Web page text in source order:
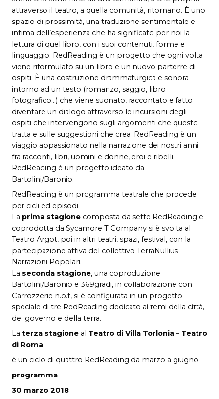
attraverso il teatro, a quella comunità, ritornano. È uno
spazio di prossimità, una traduzione sentimentale e
intima dell’esperienza che ha significato per noi la
lettura di quel libro, con i suoi contenuti, forme e
linguaggio. RedReading è un progetto che ogni volta
viene riformulato su un libro e un nuovo parterre di
ospiti. È una costruzione drammaturgica e sonora
intorno ad un testo (romanzo, saggio, libro
fotografico…) che viene suonato, raccontato e fatto
diventare un dialogo attraverso le incursioni degli
ospiti che intervengono sugli argomenti che questo
tratta e sulle suggestioni che crea. RedReading è un
viaggio appassionato nella narrazione dei nostri anni
fra racconti, libri, uomini e donne, eroi e ribelli.
RedReading è un progetto ideato da
Bartolini/Baronio.
RedReading è un programma teatrale che procede
per cicli ed episodi.
La prima stagione composta da sette RedReading e
coprodotta da Sycamore T Company si è svolta al
Teatro Argot, poi in altri teatri, spazi, festival, con la
partecipazione attiva del collettivo TerraNullius
Narrazioni Popolari.
La seconda stagione, una coproduzione
Bartolini/Baronio e 369gradi, in collaborazione con
Carrozzerie n.o.t, si è configurata in un progetto
speciale di tre RedReading dedicato ai temi della città,
del governo e della terra.
La terza stagione al Teatro di Villa Torlonia – Teatro
di Roma
è un ciclo di quattro RedReading da marzo a giugno
programma
30 marzo 2018